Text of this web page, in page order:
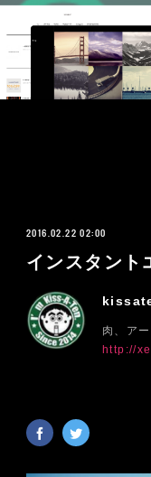
2016.02.22 02:00
インスタント
肉、ア
http://
プライバシーポリシー 特